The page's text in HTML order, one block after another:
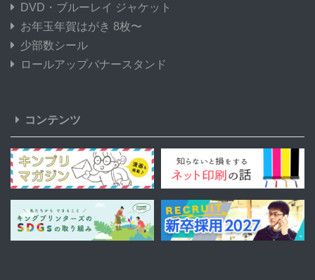
DVD・ブルーレイ ジャケット
お年玉年賀はがき 8枚〜
少部数シール
ロールアップバナースタンド
コンテンツ